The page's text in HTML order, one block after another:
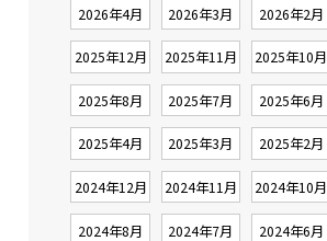
2026年4月 2026年3月 2026年2月
2025年12月 2025年11月 2025年10月
2025年8月 2025年7月 2025年6月
2025年4月 2025年3月 2025年2月
2024年12月 2024年11月 2024年10月
2024年8月 2024年7月 2024年6月